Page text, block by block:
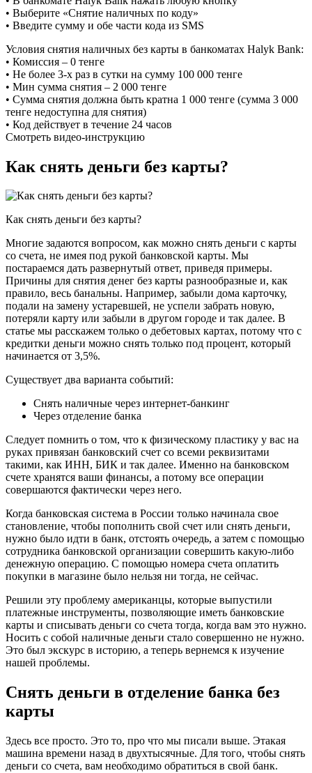
• Выберите «Снятие наличных по коду»
• Введите сумму и обе части кода из SMS
Условия снятия наличных без карты в банкоматах Halyk Bank:
• Комиссия – 0 тенге
• Не более 3-х раз в сутки на сумму 100 000 тенге
• Мин сумма снятия – 2 000 тенге
• Сумма снятия должна быть кратна 1 000 тенге (сумма 3 000
тенге недоступна для снятия)
• Код действует в течение 24 часов
Смотреть видео-инструкцию
Как снять деньги без карты?
Как снять деньги без карты?
Многие задаются вопросом, как можно снять деньги с карты
со счета, не имея под рукой банковской карты. Мы
постараемся дать развернутый ответ, приведя примеры.
Причины для снятия денег без карты разнообразные и, как
правило, весь банальны. Например, забыли дома карточку,
подали на замену устаревшей, не успели забрать новую,
потеряли карту или забыли в другом городе и так далее. В
статье мы расскажем только о дебетовых картах, потому что с
кредитки деньги можно снять только под процент, который
начинается от 3,5%.
Существует два варианта событий:
Снять наличные через интернет-банкинг
Через отделение банка
Следует помнить о том, что к физическому пластику у вас на
руках привязан банковский счет со всеми реквизитами
такими, как ИНН, БИК и так далее. Именно на банковском
счете хранятся ваши финансы, а потому все операции
совершаются фактически через него.
Когда банковская система в России только начинала свое
становление, чтобы пополнить свой счет или снять деньги,
нужно было идти в банк, отстоять очередь, а затем с помощью
сотрудника банковской организации совершить какую-либо
денежную операцию. С помощью номера счета оплатить
покупки в магазине было нельзя ни тогда, не сейчас.
Решили эту проблему американцы, которые выпустили
платежные инструменты, позволяющие иметь банковские
карты и списывать деньги со счета тогда, когда вам это нужно.
Носить с собой наличные деньги стало совершенно не нужно.
Это был экскурс в историю, а теперь вернемся к изучение
нашей проблемы.
Снять деньги в отделение банка без
карты
Здесь все просто. Это то, про что мы писали выше. Этакая
машина времени назад в двухтысячные. Для того, чтобы снять
деньги со счета, вам необходимо обратиться в свой банк.